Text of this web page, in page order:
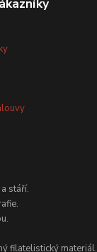
stáří.
filatelistický materiál.